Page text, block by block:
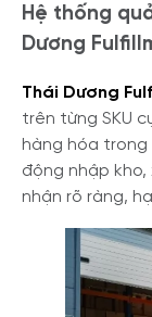
Hệ thống
Dương
Thái Dương
trên từng SKU
hàng hóa
động nhập
nhận rõ ràng,